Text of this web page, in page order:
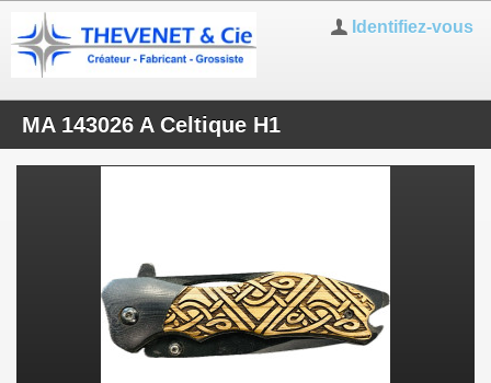
Identifiez-vous
MA 143026 A Celtique H1